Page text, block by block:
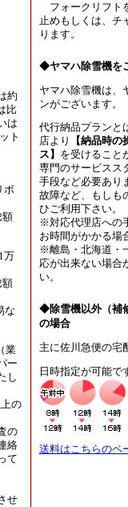
約
比
は
ト
ボ
額
万
額
な
業
ー
し
の
の
絡
て
せ
フォークリフト
止めもしくは、チ
ります。
◆ヤマハ除雪機を
ヤマハ除雪機は、
ンがございます。
代行納品プランと
店より
【納品時
ス】 を受けること
専門のサービスス
手段など必要あり
故障など、もしも
ひご利用下さい。
※対応代理店への
お時間がかかる場
※離島・北海道・
応が出来ない場合
い。
◆除雪機以外（補
の場合
主に佐川急便の宅
日時指定が可能で
送料はこちらのペ